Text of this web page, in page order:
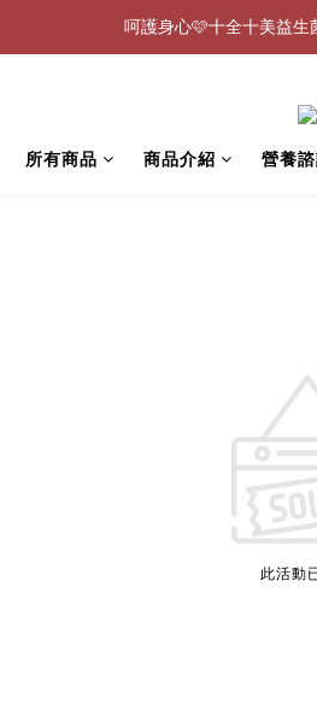
0805-0808指定商品
呵護身心🩷十全十美益
所有商品 商品介紹 營養
此活動